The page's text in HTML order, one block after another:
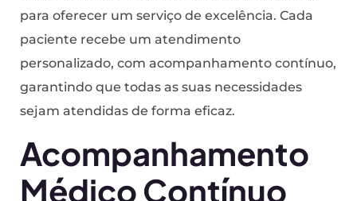
para oferecer um serviço de excelência. Cada
paciente recebe um atendimento
personalizado, com acompanhamento contínuo,
garantindo que todas as suas necessidades
sejam atendidas de forma eficaz.
Acompanhamento
Médico Contínuo